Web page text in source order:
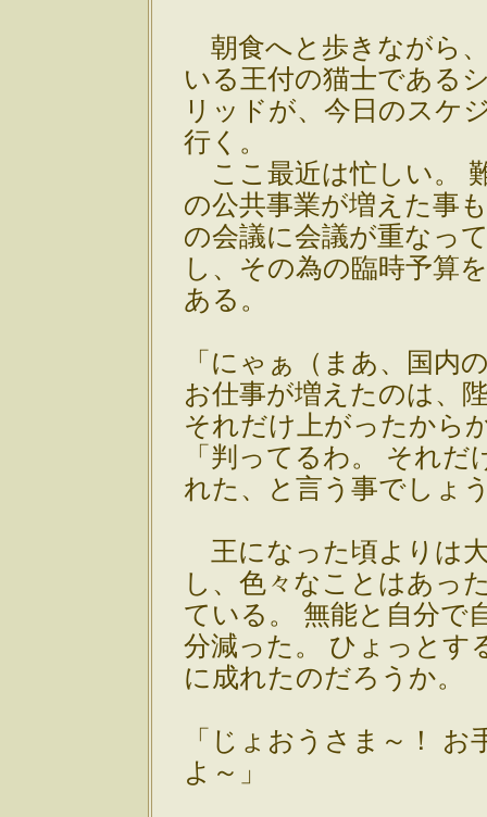
朝食へと歩きながら
いる王付の猫士である
リッドが、今日のスケ
行く。
ここ最近は忙しい。
の公共事業が増えた事
の会議に会議が重なっ
し、その為の臨時予算
ある。
「にゃぁ（まあ、国内
お仕事が増えたのは、
それだけ上がったか
「判ってるわ。 それ
れた、と言う事でしょ
王になった頃よりは
し、色々なことはあっ
ている。 無能と自分で
分減った。 ひょっとす
に成れたのだろうか。
「じょおうさま～！
よ～」